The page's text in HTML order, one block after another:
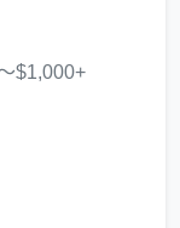
$1,000+